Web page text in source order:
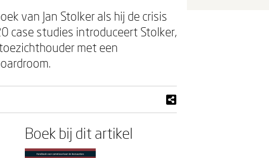
van Jan Stolker als hij de crisis
case studies introduceert Stolker,
met een
Boek bij dit artikel